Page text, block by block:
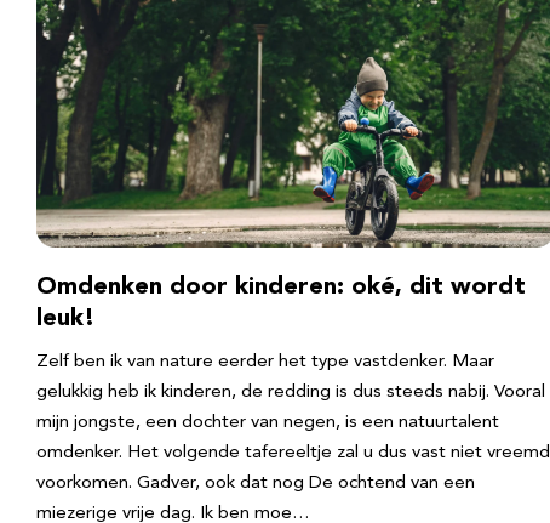
Omdenken door kinderen: oké, dit wordt
leuk!
Zelf ben ik van nature eerder het type vastdenker. Maar
gelukkig heb ik kinderen, de redding is dus steeds nabij. Vooral
mijn jongste, een dochter van negen, is een natuurtalent
omdenker. Het volgende tafereeltje zal u dus vast niet vreemd
voorkomen. Gadver, ook dat nog De ochtend van een
miezerige vrije dag. Ik ben moe…